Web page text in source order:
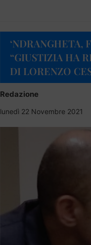
‘NDRANGHETA,
“GIUSTIZIA HA
DI LORENZO
Redazione
lunedì 22 Novembre 2021